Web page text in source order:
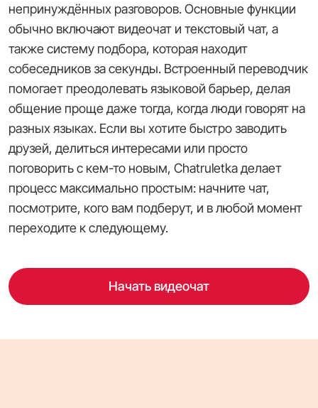
непринуждённых разговоров. Основные функции
обычно включают видеочат и текстовый чат, а
также систему подбора, которая находит
собеседников за секунды. Встроенный переводчик
помогает преодолевать языковой барьер, делая
общение проще даже тогда, когда люди говорят на
разных языках. Если вы хотите быстро заводить
друзей, делиться интересами или просто
поговорить с кем-то новым, Chatruletka делает
процесс максимально простым: начните чат,
посмотрите, кого вам подберут, и в любой момент
переходите к следующему.
Начать видеочат